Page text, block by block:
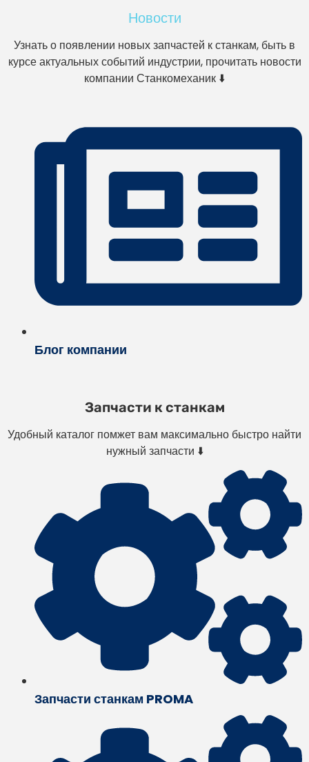
Новости
Узнать о появлении новых запчастей к станкам, быть в
курсе актуальных событий индустрии, прочитать новости
компании Станкомеханик ⬇️
Блог компании
Запчасти к станкам
Удобный каталог помжет вам максимально быстро найти
нужный запчасти ⬇️
Запчасти станкам PROMA